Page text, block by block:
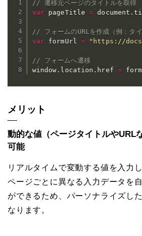
// 遷移元ページのタイトルを取得
var pageTitle = document .
// フォームのURLを作成（例：タ
var formUrl = "https://
// フォームへ遷移
window . location . href =
メリット
動的な値（ページタイトルやURL
可能
リアルタイムで変動する値を入力
ページごとに異なる入力データを
ができるため、パーソナライズし
なります。